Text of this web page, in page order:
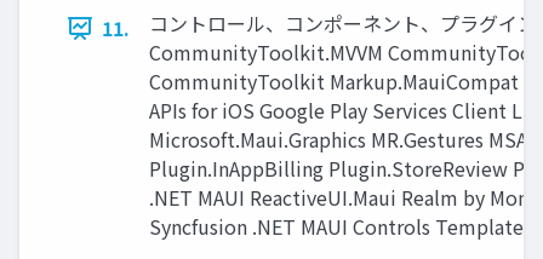
11.
コントロール、コンポーネント、プラグイ
CommunityToolkit.MVVM
CommunityToolkit Markup.MauiCompat
APIs for iOS Google Play Services Client
Microsoft.Maui.Graphics MR.Gestures
Plugin.InAppBilling Plugin.StoreReview
.NET MAUI ReactiveUI.Maui Realm by
Syncfusion .NET MAUI Controls